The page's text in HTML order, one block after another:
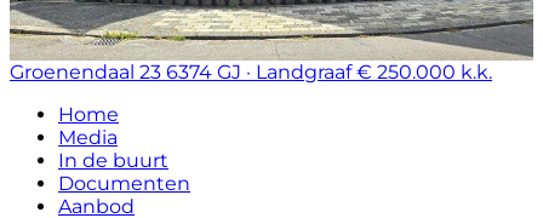
Groenendaal 23 6374 GJ · Landgraaf € 250.000 k.k.
Home
Media
In de buurt
Documenten
Aanbod